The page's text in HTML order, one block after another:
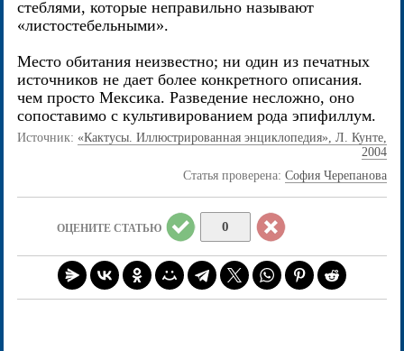
стеблями, которые неправильно называют
«листостебельными».
Место обитания неизвестно; ни один из печатных
источников не дает более конкретного описания.
чем просто Мексика. Разведение несложно, оно
сопоставимо с культивированием рода эпифиллум.
Источник: «Кактусы. Иллюстрированная энциклопедия», Л. Кунте,
2004
Статья проверена: София Черепанова
ОЦЕНИТЕ СТАТЬЮ 0